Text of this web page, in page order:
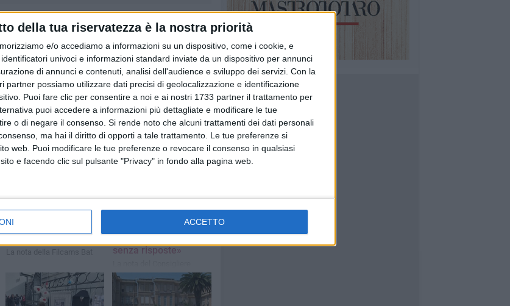
della tua riservatezza è la nostra priorità
e/o accediamo a informazioni su un dispositivo, come i cookie, e
univoci e informazioni standard inviate da un dispositivo per annunci
di annunci e contenuti, analisi dell'audience e sviluppo dei servizi. Con la
partner possiamo utilizzare dati precisi di geolocalizzazione e identificazione
Puoi fare clic per consentire a noi e ai nostri 1733 partner il trattamento per
puoi accedere a informazioni più dettagliate e modificare le tue
o di negare il consenso. Si rende noto che alcuni trattamenti dei dati personali
ma hai il diritto di opporti a tale trattamento. Le tue preferenze si
web. Puoi modificare le tue preferenze o revocare il consenso in qualsiasi
e facendo clic sul pulsante "Privacy" in fondo alla pagina web.
ACCETTO
alle lavoratrici in stato
di shock e infortunio»
La nota della Filcams Bat
«Nella Asl Bt decine di
scoperture ancora
senza risposte»
Comunale Vito Tupputi